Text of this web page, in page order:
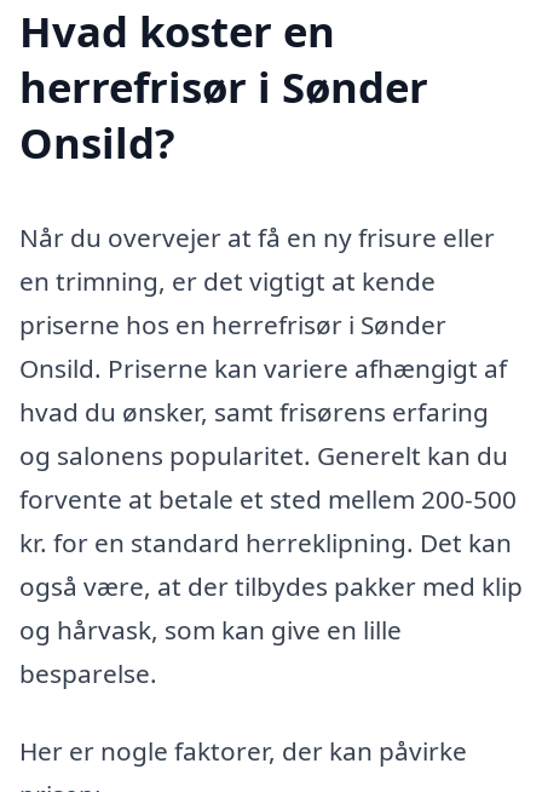
Hvad koster en
herrefrisør i Sønder
Onsild?
Når du overvejer at få en ny frisure eller
en trimning, er det vigtigt at kende
priserne hos en herrefrisør i Sønder
Onsild. Priserne kan variere afhængigt af
hvad du ønsker, samt frisørens erfaring
og salonens popularitet. Generelt kan du
forvente at betale et sted mellem 200-500
kr. for en standard herreklipning. Det kan
også være, at der tilbydes pakker med klip
og hårvask, som kan give en lille
besparelse.
Her er nogle faktorer, der kan påvirke